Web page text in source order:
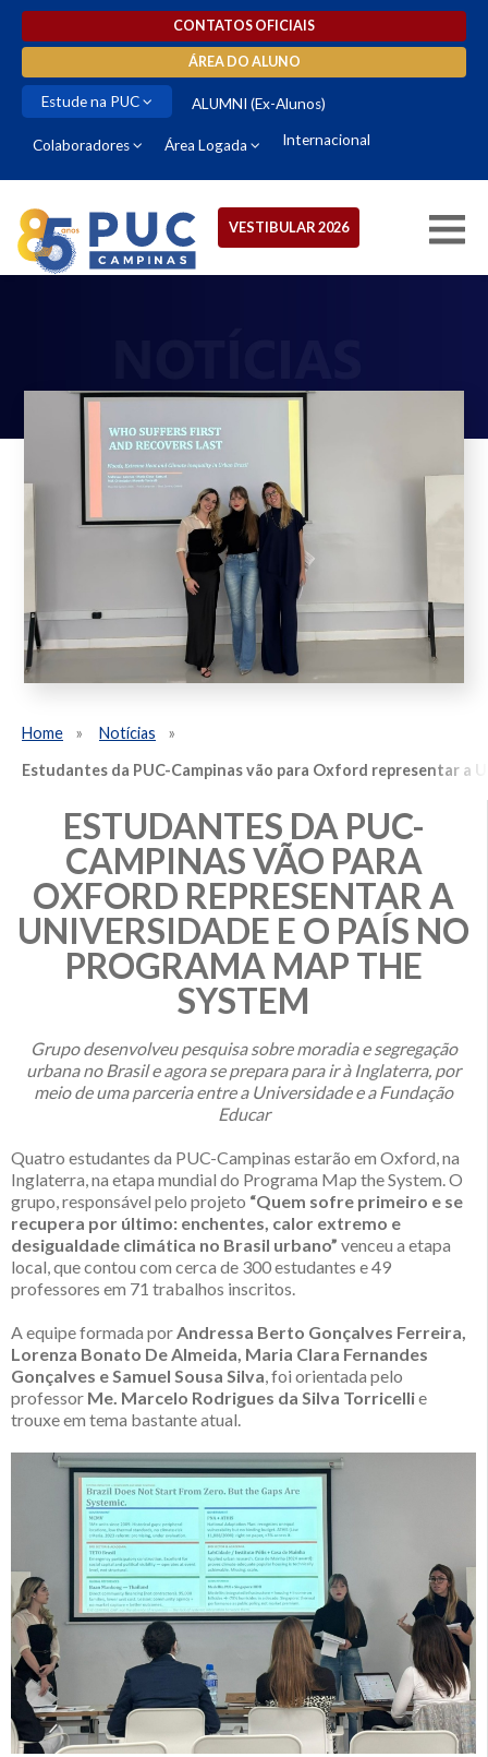
CONTATOS OFICIAIS
ÁREA DO ALUNO
Estude na PUC ALUMNI (Ex-Alunos)
Colaboradores Área Logada Internacional
VESTIBULAR 2026
Home
Notícias
Estudantes da PUC-Campinas vão para Oxford representar a
ESTUDANTES DA PUC-
CAMPINAS VÃO PARA
OXFORD REPRESENTAR A
UNIVERSIDADE E O PAÍS NO
PROGRAMA MAP THE
SYSTEM
Grupo desenvolveu pesquisa sobre moradia e segregação
urbana no Brasil e agora se prepara para ir à Inglaterra, por
meio de uma parceria entre a Universidade e a Fundação
Educar
Quatro estudantes da PUC-Campinas estarão em Oxford, na
Inglaterra, na etapa mundial do Programa Map the System. O
grupo, responsável pelo projeto “Quem sofre primeiro e se
recupera por último: enchentes, calor extremo e
desigualdade climática no Brasil urbano” venceu a etapa
local, que contou com cerca de 300 estudantes e 49
professores em 71 trabalhos inscritos.
A equipe formada porAndressa Berto Gonçalves Ferreira,
Lorenza Bonato De Almeida, Maria Clara Fernandes
Gonçalves e Samuel Sousa Silva, foi orientada pelo
professor Me. Marcelo Rodrigues da Silva Torricellie
trouxe em tema bastante atual.